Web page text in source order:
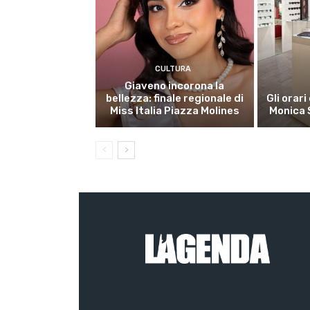
CULTURA
Giaveno incorona la
bellezza: finale regionale di
Miss Italia Piazza Molines
Gli
Monica